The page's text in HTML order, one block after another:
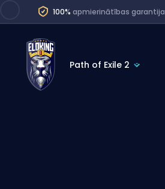
100% apmierinātības garantija
Path of Exile 2